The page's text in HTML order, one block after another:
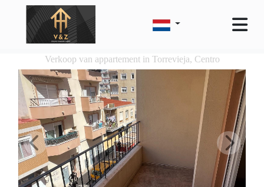
Verkoop van appartement in Torrevieja, Centro